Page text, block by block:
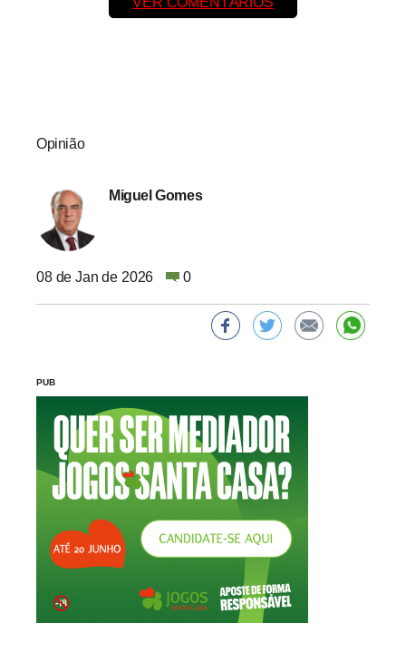
Opinião
Miguel Gomes
08 de Jan de 2026 0
PUB